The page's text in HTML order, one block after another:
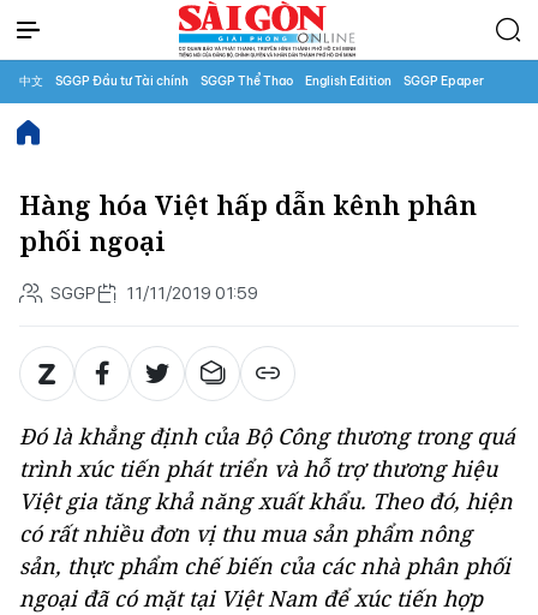
中文 SGGP Đầu tư Tài chính SGGP Thể Thao English Edition SGGP Epaper
Hàng hóa Việt hấp dẫn kênh phân
phối ngoại
SGGP 11/11/2019 01:59
Đó là khẳng định của Bộ Công thương trong quá
trình xúc tiến phát triển và hỗ trợ thương hiệu
Việt gia tăng khả năng xuất khẩu. Theo đó, hiện
có rất nhiều đơn vị thu mua sản phẩm nông
sản, thực phẩm chế biến của các nhà phân phối
ngoại đã có mặt tại Việt Nam để xúc tiến hợp